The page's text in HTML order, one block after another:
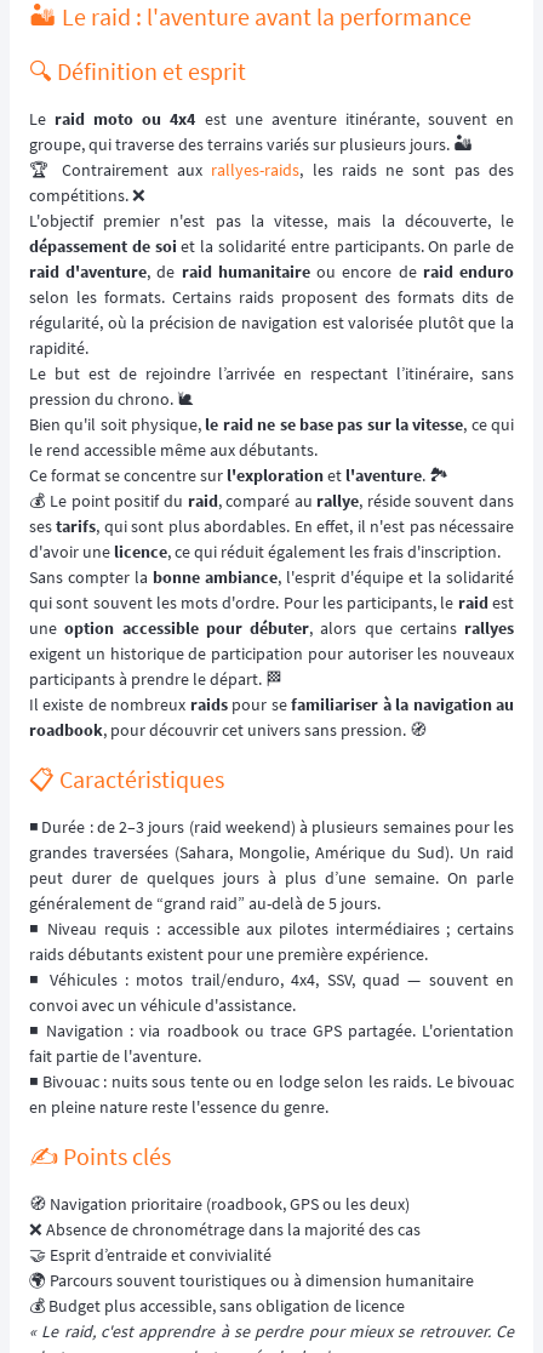
🏜️ Le raid : l'aventure avant la performance
🔍 Définition et esprit
Le raid moto ou 4x4 est une aventure itinérante, souvent en
groupe, qui traverse des terrains variés sur plusieurs jours. 🏜️
🏆️ Contrairement aux rallyes-raids, les raids ne sont pas des
compétitions. ❌
L'objectif premier n'est pas la vitesse, mais la découverte, le
dépassement de soi et la solidarité entre participants. On parle de
raid d'aventure, de raid humanitaireou encore de raid enduro
selon les formats. Certains raids proposent des formats dits de
régularité, où la précision de navigation est valorisée plutôt que la
rapidité.
Le but est de rejoindre l’arrivée en respectant l’itinéraire, sans
pression du chrono. 🐌
Bien qu'il soit physique, le raid ne se base pas sur la vitesse, ce qui
le rend accessible même aux débutants.
Ce format se concentre sur l'explorationet l'aventure. 🏞️
💰 Le point positif du raid, comparé au rallye, réside souvent dans
sestarifs, qui sont plus abordables. En effet, il n'est pas nécessaire
d'avoir une licence, ce qui réduit également les frais d'inscription.
Sans compter la bonne ambiance, l'esprit d'équipe et la solidarité
qui sont souvent les mots d'ordre. Pour les participants, le raid est
uneoption accessible pour débuter, alors que certains rallyes
exigent un historique de participation pour autoriser les nouveaux
participants à prendre le départ. 🏁
Il existe de nombreux raidspour sefamiliariser à la navigation au
roadbook, pour découvrir cet univers sans pression. 🧭
📋 Caractéristiques
◾️ Durée : de 2–3 jours (raid weekend) à plusieurs semaines pour les
grandes traversées (Sahara, Mongolie, Amérique du Sud). Un raid
peut durer de quelques jours à plus d’une semaine. On parle
généralement de “grand raid” au-delà de 5 jours.
◾️ Niveau requis : accessible aux pilotes intermédiaires ; certains
raids débutants existent pour une première expérience.
◾️ Véhicules : motos trail/enduro, 4x4, SSV, quad — souvent en
convoi avec un véhicule d'assistance.
◾️ Navigation : via roadbook ou trace GPS partagée. L'orientation
fait partie de l'aventure.
◾️ Bivouac : nuits sous tente ou en lodge selon les raids. Le bivouac
en pleine nature reste l'essence du genre.
✍️ Points clés
🧭 Navigation prioritaire (roadbook, GPS ou les deux)
❌ Absence de chronométrage dans la majorité des cas
🤝 Esprit d’entraide et convivialité
🌍 Parcours souvent touristiques ou à dimension humanitaire
💰 Budget plus accessible, sans obligation de licence
« Le raid, c'est apprendre à se perdre pour mieux se retrouver. Ce